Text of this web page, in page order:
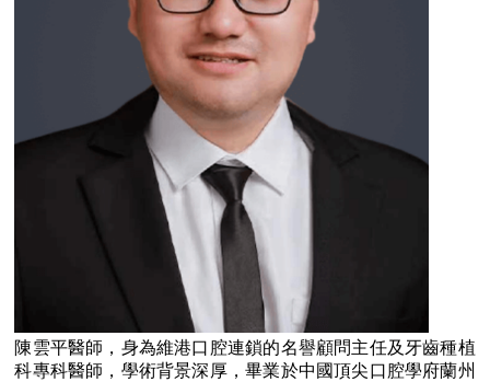
陳雲平醫師，身為維港口腔連鎖的名譽顧問主任及牙齒種植
科專科醫師，學術背景深厚，畢業於中國頂尖口腔學府蘭州